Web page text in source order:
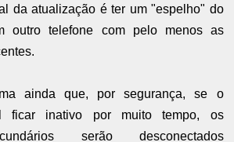
da atualização é ter um "espelho" do
outro telefone com pelo menos as
ainda que, por segurança, se o
ficar inativo por muito tempo, os
serão desconectados